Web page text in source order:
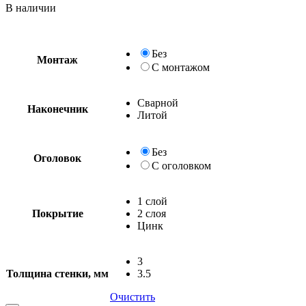
В наличии
Монтаж
Без
С монтажом
Наконечник
Сварной
Литой
Оголовок
Без
С оголовком
Покрытие
1 слой
2 слоя
Цинк
Толщина стенки, мм
3
3.5
Очистить